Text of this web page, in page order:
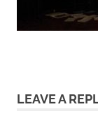
LEAVE A